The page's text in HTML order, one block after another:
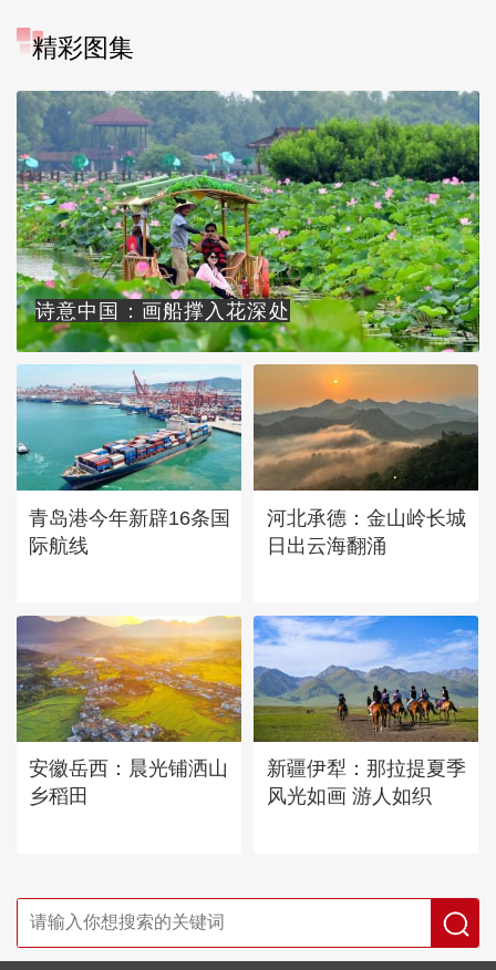
精彩图集
诗意中国：画船撑入花深处
青岛港今年新辟16条国
际航线
河北承德：金山岭长城
日出云海翻涌
安徽岳西：晨光铺洒山
乡稻田
新疆伊犁：那拉提夏季
风光如画 游人如织